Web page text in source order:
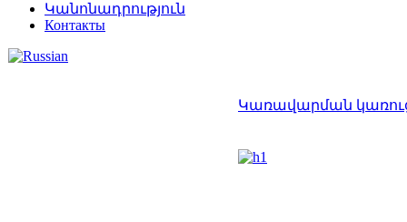
Կանոնադրություն
Контакты
Կառավարման